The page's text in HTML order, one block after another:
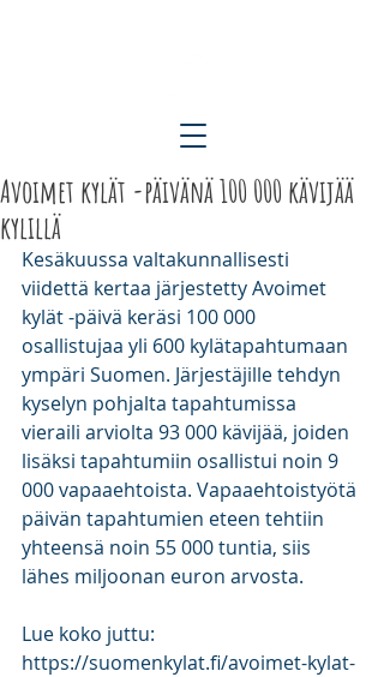
Avoimet kylät -päivänä 100 000 kävijää
kylillä
Kesäkuussa valtakunnallisesti
viidettä kertaa järjestetty Avoimet
kylät -päivä keräsi 100 000
osallistujaa yli 600 kylätapahtumaan
ympäri Suomen. Järjestäjille tehdyn
kyselyn pohjalta tapahtumissa
vieraili arviolta 93 000 kävijää, joiden
lisäksi tapahtumiin osallistui noin 9
000 vapaaehtoista. Vapaaehtoistyötä
päivän tapahtumien eteen tehtiin
yhteensä noin 55 000 tuntia, siis
lähes miljoonan euron arvosta.
Lue koko juttu:
https://suomenkylat.fi/avoimet-kylat-